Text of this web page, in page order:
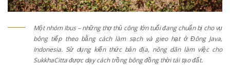
Một nhóm Ibus – những thợ thủ công lớn tuổi đang chuẩn bị cho vụ
bông tiếp theo bằng cách làm sạch và gieo hạt ở Đông Java,
Indonesia. Sử dụng kiến thức bản địa, nông dân làm việc cho
SukkhaCitta được dạy cách trồng bông đồng thời tái tạo đất.